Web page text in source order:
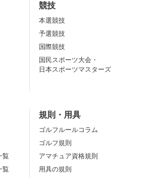
競技
本選競技
予選競技
国際競技
国民スポーツ大会・
日本スポーツマスターズ
覧
覧
規則・用具
ゴルフルールコラム
ゴルフ規則
アマチュア資格規則
用具の規則